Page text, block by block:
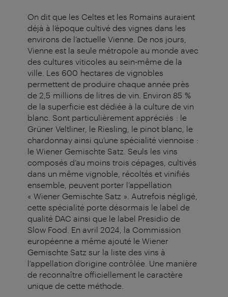
On dit que les Celtes et les Romains auraient
déjà à l’époque cultivé des vignes dans les
environs de l’actuelle Vienne. De nos jours,
Vienne est la seule métropole au monde avec
des cultures viticoles au sein-même de la
ville. Les 600 hectares de vignobles
permettent de produire chaque année près
de 2,5 millions de litres de vin. Environ 85 %
de la superficie est dédiée à la culture de vin
blanc. Sont particulièrement appréciés : le
Grüner Veltliner, le Riesling, le pinot blanc, le
chardonnay ainsi qu’une spécialité viennoise :
le Wiener Gemischte Satz. Seuls les vins
composés d’au moins trois cépages, cultivés
dans un même vignoble, récoltés et vinifiés
ensemble, peuvent porter l’appellation
« Wiener Gemischte Satz ». Autrefois négligé,
cette spécialité porte désormais le label de
qualité DAC ainsi que le label Presidio de
Slow Food. En avril 2024, la Commission
européenne a même ajouté le Wiener
Gemischte Satz sur la liste des vins à
l’appellation d’origine contrôlée. Une manière
de reconnaître officiellement le caractère
unique de cette méthode.